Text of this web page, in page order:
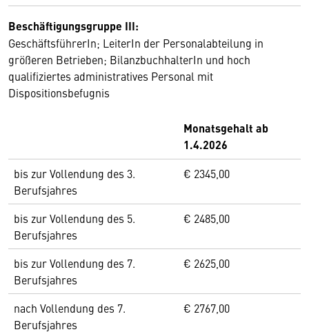
Beschäftigungsgruppe III:
GeschäftsführerIn; LeiterIn der Personalabteilung in
größeren Betrieben; BilanzbuchhalterIn und hoch
qualifiziertes administratives Personal mit
Dispositionsbefugnis
Monatsgehalt ab
1.4.2026
bis zur Vollendung des 3.
Berufsjahres
€ 2345,00
bis zur Vollendung des 5.
Berufsjahres
€ 2485,00
bis zur Vollendung des 7.
Berufsjahres
€ 2625,00
nach Vollendung des 7.
Berufsjahres
€ 2767,00